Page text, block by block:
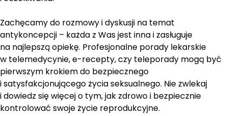
Zachęcamy do rozmowy i dyskusji na temat
antykoncepcji – każda z Was jest inna i zasługuje
na najlepszą opiekę. Profesjonalne porady lekarskie
w telemedycynie, e-recepty, czy teleporady mogą być
pierwszym krokiem do bezpiecznego
i satysfakcjonującego życia seksualnego. Nie zwlekaj
i dowiedz się więcej o tym, jak zdrowo i bezpiecznie
kontrolować swoje życie reprodukcyjne.